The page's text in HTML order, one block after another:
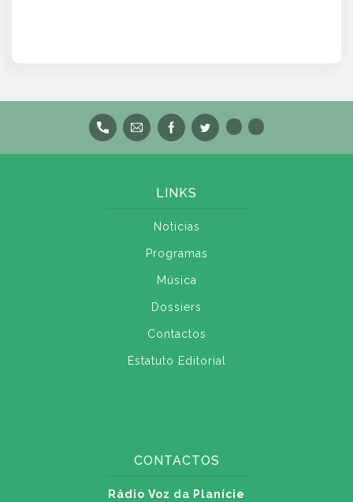
LINKS
Notícias
Programas
Música
Dossiers
Contactos
Estatuto Editorial
CONTACTOS
Rádio Voz da Planície